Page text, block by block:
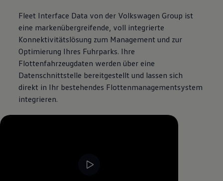
Fleet Interface Data von der Volkswagen Group ist
eine markenübergreifende, voll integrierte
Konnektivitätslösung zum Management und zur
Optimierung Ihres Fuhrparks. Ihre
Flottenfahrzeugdaten werden über eine
Datenschnittstelle bereitgestellt und lassen sich
direkt in Ihr bestehendes Flottenmanagementsystem
integrieren.